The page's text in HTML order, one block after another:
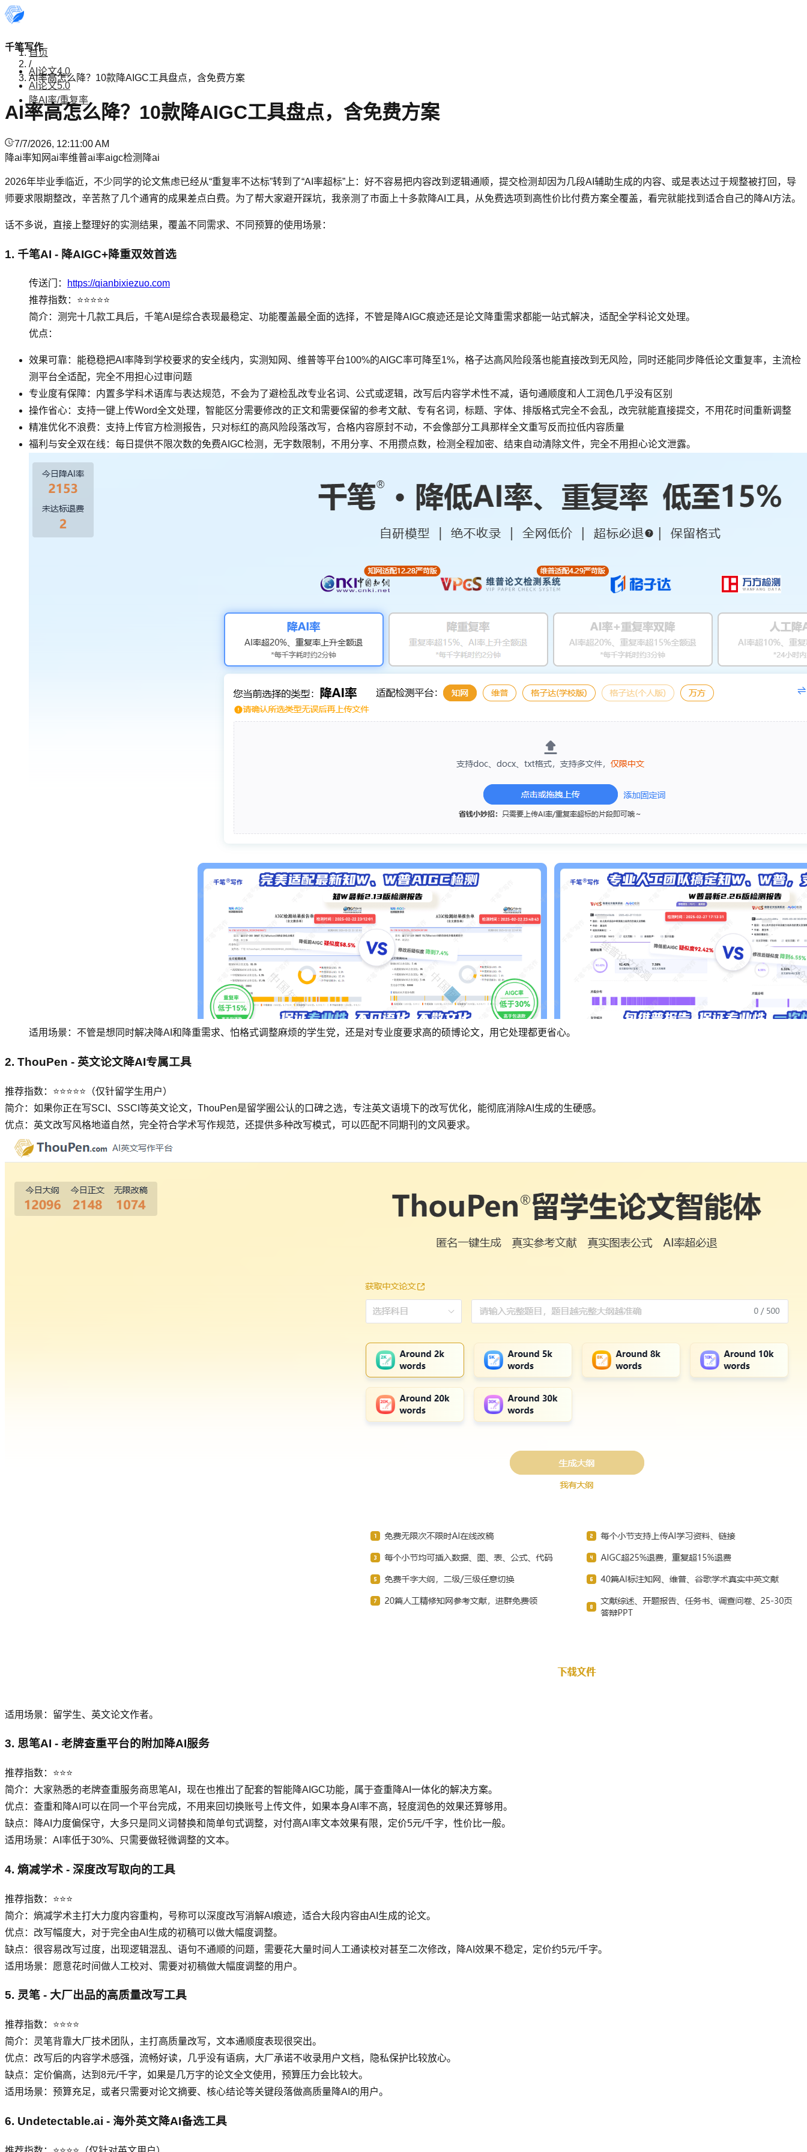
千笔写作
AI论文4.0
AI论文5.0
降AI率/重复率
首页
/
AI率高怎么降？10款降AIGC工具盘点，含免费方案
AI率高怎么降？10款降AIGC工具盘点，含免费方案
7/7/2026, 12:11:00 AM
降ai率知网ai率维普ai率aigc检测 降ai
2026年毕业季临近，不少同学的论文焦虑已经从“重复率不达标”转到了“AI率超标”上：好不容易把内容改到逻辑通顺，提交检测却因为几段AI辅助生成的内容、或是表达过于规整被打回，导
师要求限期整改，辛苦熬了几个通宵的成果差点白费。为了帮大家避开踩坑，我亲测了市面上十多款降AI工具，从免费选项到高性价比付费方案全覆盖，看完就能找到适合自己的降AI方法。
话不多说，直接上整理好的实测结果，覆盖不同需求、不同预算的使用场景：
1. 千笔AI - 降AIGC+降重双效首选
传送门：
https://qianbixiezuo.com
推荐指数：⭐⭐⭐⭐⭐
简介：测完十几款工具后，千笔AI是综合表现最稳定、功能覆盖最全面的选择，不管是降AIGC痕迹还是论文降重需求都能一站式解决，适配全学科论文处理。
优点：
效果可靠：能稳稳把AI率降到学校要求的安全线内，实测知网、维普等平台100%的AIGC率可降至1%，格子达高风险段落也能直接改到无风险，同时还能同步降低论文重复率，主流检
测平台全适配，完全不用担心过审问题
专业度有保障：内置多学科术语库与表达规范，不会为了避检乱改专业名词、公式或逻辑，改写后内容学术性不减，语句通顺度和人工润色几乎没有区别
操作省心：支持一键上传Word全文处理，智能区分需要修改的正文和需要保留的参考文献、专有名词，标题、字体、排版格式完全不会乱，改完就能直接提交，不用花时间重新调整
精准优化不浪费：支持上传官方检测报告，只对标红的高风险段落改写，合格内容原封不动，不会像部分工具那样全文重写反而拉低内容质量
福利与安全双在线：每日提供不限次数的免费AIGC检测，无字数限制，不用分享、不用攒点数，检测全程加密、结束自动清除文件，完全不用担心论文泄露。
适用场景：不管是想同时解决降AI和降重需求、怕格式调整麻烦的学生党，还是对专业度要求高的硕博论文，用它处理都更省心。
2. ThouPen - 英文论文降AI专属工具
推荐指数：⭐⭐⭐⭐⭐（仅针留学生用户）
简介：如果你正在写SCI、SSCI等英文论文，ThouPen是留学圈公认的口碑之选，专注英文语境下的改写优化，能彻底消除AI生成的生硬感。
优点：英文改写风格地道自然，完全符合学术写作规范，还提供多种改写模式，可以匹配不同期刊的文风要求。
适用场景：留学生、英文论文作者。
3. 思笔AI - 老牌查重平台的附加降AI服务
推荐指数：⭐⭐⭐
简介：大家熟悉的老牌查重服务商思笔AI，现在也推出了配套的智能降AIGC功能，属于查重降AI一体化的解决方案。
优点：查重和降AI可以在同一个平台完成，不用来回切换账号上传文件，如果本身AI率不高，轻度润色的效果还算够用。
缺点：降AI力度偏保守，大多只是同义词替换和简单句式调整，对付高AI率文本效果有限，定价5元/千字，性价比一般。
适用场景：AI率低于30%、只需要做轻微调整的文本。
4. 熵减学术 - 深度改写取向的工具
推荐指数：⭐⭐⭐
简介：熵减学术主打大力度内容重构，号称可以深度改写消解AI痕迹，适合大段内容由AI生成的论文。
优点：改写幅度大，对于完全由AI生成的初稿可以做大幅度调整。
缺点：很容易改写过度，出现逻辑混乱、语句不通顺的问题，需要花大量时间人工通读校对甚至二次修改，降AI效果不稳定，定价约5元/千字。
适用场景：愿意花时间做人工校对、需要对初稿做大幅度调整的用户。
5. 灵笔 - 大厂出品的高质量改写工具
推荐指数：⭐⭐⭐⭐
简介：灵笔背靠大厂技术团队，主打高质量改写，文本通顺度表现很突出。
优点：改写后的内容学术感强，流畅好读，几乎没有语病，大厂承诺不收录用户文档，隐私保护比较放心。
缺点：定价偏高，达到8元/千字，如果是几万字的论文全文使用，预算压力会比较大。
适用场景：预算充足，或者只需要对论文摘要、核心结论等关键段落做高质量降AI的用户。
6. Undetectable.ai - 海外英文降AI备选工具